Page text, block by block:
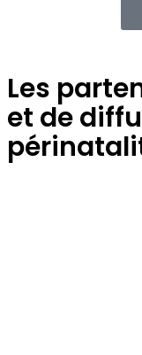
Les
et de